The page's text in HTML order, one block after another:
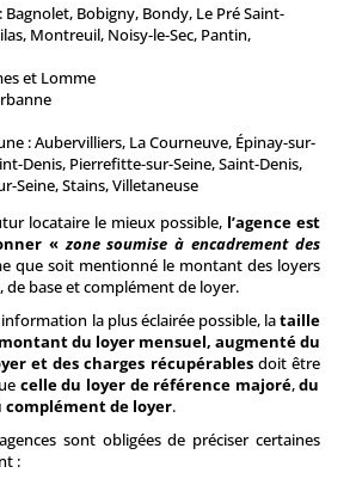
Bagnolet, Bobigny, Bondy, Le Pré Saint-
Montreuil, Noisy-le-Sec, Pantin,
et Lomme
: Aubervilliers, La Courneuve, Épinay-sur-
Denis, Pierrefitte-sur-Seine, Saint-Denis,
Seine, Stains, Villetaneuse
locataire le mieux possible, l’agence est
«zone soumise à encadrement des
que soit mentionné le montant des loyers
de base et complément de loyer.
la plus éclairée possible, lataille
du loyer mensuel, augmenté du
et des charges récupérablesdoit être
celle du loyer de référence majoré,du
complément de loyer.
sont obligées de préciser certaines
: